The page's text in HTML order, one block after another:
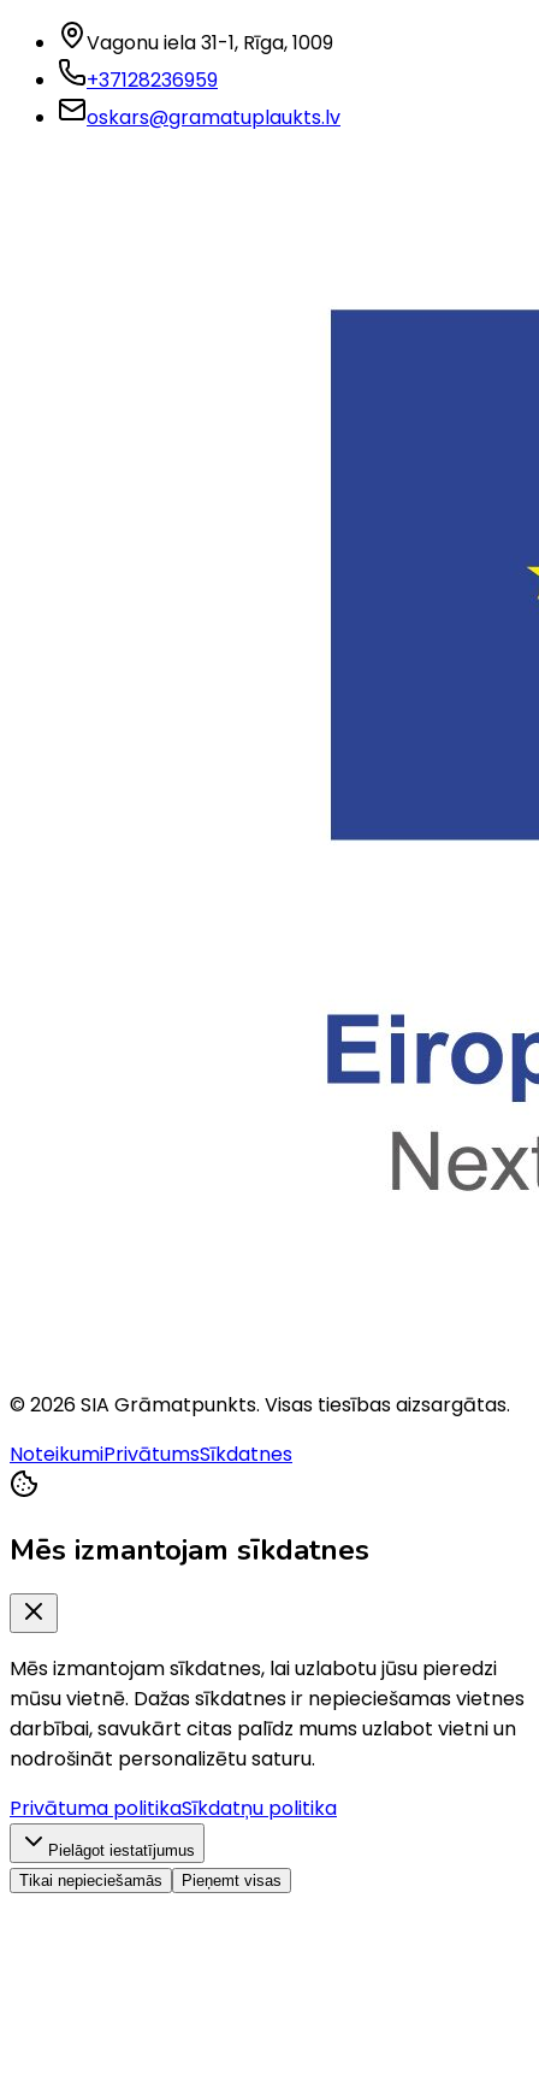
Vagonu iela 31-1, Rīga, 1009
+37128236959
oskars@gramatuplaukts.lv
©2026SIA Grāmatpunkts. Visas tiesības aizsargātas.
NoteikumiPrivātumsSīkdatnes
Mēs izmantojam sīkdatnes
Mēs izmantojam sīkdatnes, lai uzlabotu jūsu pieredzi
mūsu vietnē. Dažas sīkdatnes ir nepieciešamas vietnes
darbībai, savukārt citas palīdz mums uzlabot vietni un
nodrošināt personalizētu saturu.
Privātuma politikaSīkdatņu politika
Pielāgot iestatījumus
Tikai nepieciešamās
Pieņemt visas